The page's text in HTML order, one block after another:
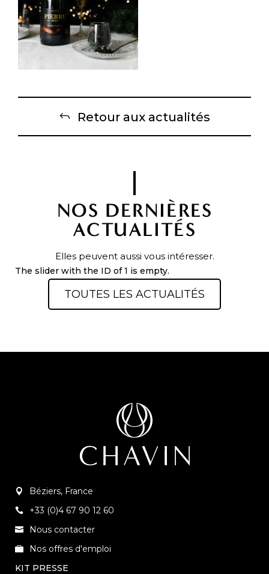
Retour aux actualités
NOS DERNIÈRES
ACTUALITÉS
Elles peuvent aussi vous intéresser.
The slider with the ID of 1 is empty.
TOUTES LES ACTUALITÉS
Béziers, France
+33 (0)4 67 90 12 60
Nous contacter
Nos offres d'emploi
KIT PRESSE